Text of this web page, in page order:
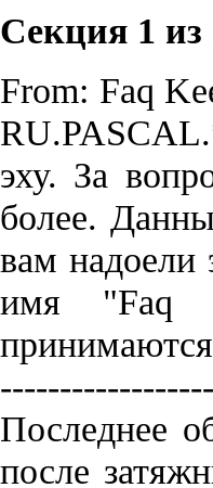
Секция 1 из
From: Faq
эху. За
более.
вам надоели
имя "Faq